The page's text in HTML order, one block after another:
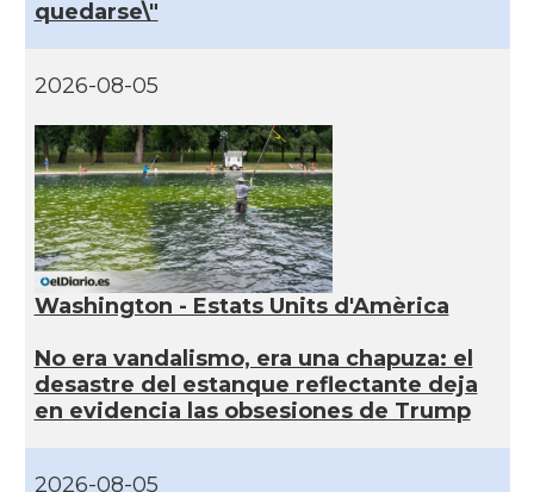
quedarse\"
2026-08-05
Washington - Estats Units d'Amèrica
No era vandalismo, era una chapuza: el
desastre del estanque reflectante deja
en evidencia las obsesiones de Trump
2026-08-05